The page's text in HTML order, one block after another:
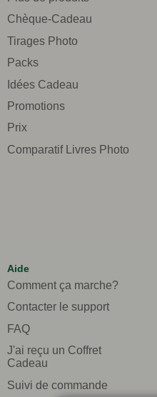
Chèque-Cadeau
Tirages Photo
Packs
Idées Cadeau
Promotions
Prix
Comparatif Livres Photo
Aide
Comment ça marche?
Contacter le support
FAQ
J'ai reçu un Coffret
Cadeau
Suivi de commande